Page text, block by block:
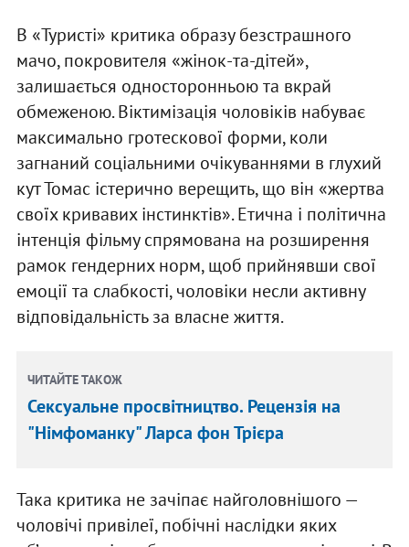
В «Туристі» критика образу безстрашного
мачо, покровителя «жінок-та-дітей»,
залишається односторонньою та вкрай
обмеженою. Віктимізація чоловіків набуває
максимально гротескової форми, коли
загнаний соціальними очікуваннями в глухий
кут Томас істерично верещить, що він «жертва
своїх кривавих інстинктів». Етична і політична
інтенція фільму спрямована на розширення
рамок гендерних норм, щоб прийнявши свої
емоції та слабкості, чоловіки несли активну
відповідальність за власне життя.
ЧИТАЙТЕ ТАКОЖ
Сексуальне просвітництво. Рецензія на
"Німфоманку" Ларса фон Трієра
Така критика не зачіпає найголовнішого —
чоловічі привілеї, побічні наслідки яких